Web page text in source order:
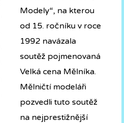
Modely“, na kterou
od 15. ročníku v roce
1992 navázala
soutěž pojmenovaná
Velká cena Mělníka.
Mělničtí modeláři
pozvedli tuto soutěž
na nejprestižnější